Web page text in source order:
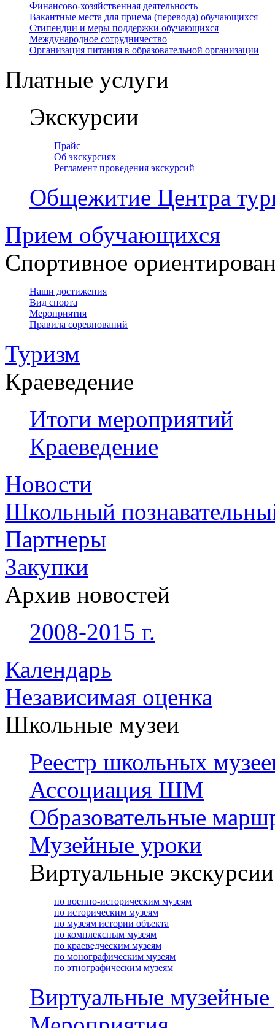
Финансово-хозяйственная деятельность
Вакантные места для приема (перевода) обучающихся
Стипендии и меры поддержки обучающихся
Международное сотрудничество
Организация питания в образовательной организации
Платные услуги
Экскурсии
Прайс
Об экскурсиях
Регламент проведения экскурсий
Общежитие Центра
Прием обучающихся
Спортивное
Наши достижения
Вид спорта
Мероприятия
Правила соревнований
Туризм
Краеведение
Итоги мероприятий
Краеведение
Новости
Школьный
Партнеры
Закупки
Архив новостей
2008-2015 г.
Календарь
Независимая оценка
Школьные музеи
Реестр школьных
Ассоциация ШМ
Образовательные
Музейные уроки
Виртуальные экскурсии
по военно-историческим музеям
по историческим музеям
по музеям истории объекта
по комплексным музеям
по краеведческим музеям
по монографическим музеям
по этнографическим музеям
Виртуальные